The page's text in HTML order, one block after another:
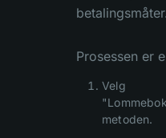
Prosessen er
Velg
metoden.